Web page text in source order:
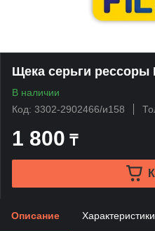
Щека серьги рессоры
В наличии
Код: 3302-2902466/и158
1 800 ₸
Описание Характеристики